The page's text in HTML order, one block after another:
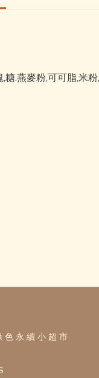
.燕麥粉,可可脂,米
色 永 續 小 超 市